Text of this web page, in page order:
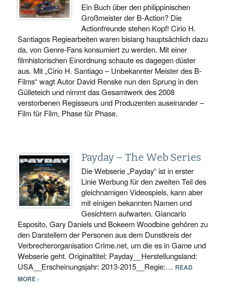
Ein Buch über den philippinischen
Großmeister der B-Action? Die
Actionfreunde stehen Kopf! Cirio H.
Santiagos Regiearbeiten waren bislang hauptsächlich dazu
da, von Genre-Fans konsumiert zu werden. Mit einer
filmhistorischen Einordnung schaute es dagegen düster
aus. Mit „Cirio H. Santiago – Unbekannter Meister des B-
Films“ wagt Autor David Renske nun den Sprung in den
Gülleteich und nimmt das Gesamtwerk des 2008
verstorbenen Regisseurs und Produzenten auseinander –
Film für Film, Phase für Phase.
Payday – The Web Series
Die Webserie „Payday“ ist in erster
Linie Werbung für den zweiten Teil des
gleichnamigen Videospiels, kann aber
mit einigen bekannten Namen und
Gesichtern aufwarten. Giancarlo
Esposito, Gary Daniels und Bokeem Woodbine gehören zu
den Darstellern der Personen aus dem Dunstkreis der
Verbrecherorganisation Crime.net, um die es in Game und
Webserie geht. Originaltitel: Payday__Herstellungsland:
USA__Erscheinungsjahr: 2013-2015__Regie:… READ
MORE ›